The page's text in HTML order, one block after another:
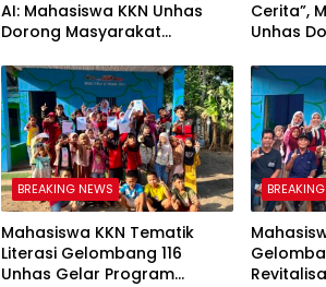
AI: Mahasiswa KKN Unhas
Dorong Masyarakat
Digital yang Cerdas dan
Adaptif
Cerita”,
Unhas
Tolo
BREAKING NEWS
Mahasiswa KKN Tematik
Literasi Gelombang 116
Unhas Gelar Program